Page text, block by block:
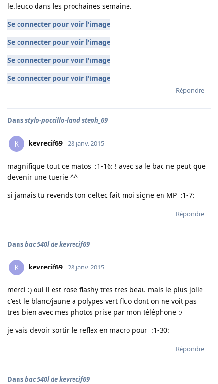
le.leuco dans les prochaines semaine.
Se connecter pour voir l'image
Se connecter pour voir l'image
Se connecter pour voir l'image
Se connecter pour voir l'image
Répondre
Dansstylo-poccillo-land steph_69
K kevrecif69 28 janv. 2015
magnifique tout ce matos :1-16: ! avec sa le bac ne peut que
devenir une tuerie ^^
si jamais tu revends ton deltec fait moi signe en MP :1-7:
Répondre
Dansbac 540l de kevrecif69
K kevrecif69 28 janv. 2015
merci :) oui il est rose flashy tres tres beau mais le plus jolie
c'est le blanc/jaune a polypes vert fluo dont on ne voit pas
tres bien avec mes photos prise par mon téléphone :/
je vais devoir sortir le reflex en macro pour :1-30:
Répondre
Dansbac 540l de kevrecif69